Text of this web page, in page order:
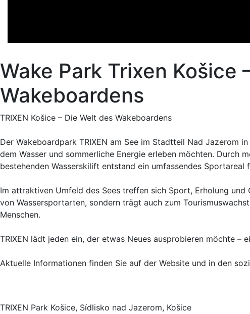
Wake Park Trixen Košice
Wakeboardens
TRIXEN Košice – Die Welt des Wakeboardens
Der Wakeboardpark TRIXEN am See im Stadtteil Nad Jazerom
dem Wasser und sommerliche Energie erleben möchten. Durch
bestehenden Wasserskilift entstand ein umfassendes
Im attraktiven Umfeld des Sees treffen sich Sport, Erholung
von Wassersportarten, sondern trägt auch zum
Menschen.
TRIXEN lädt jeden ein, der etwas Neues ausprobieren möchte –
Aktuelle Informationen finden Sie auf der Website und in den
TRIXEN Park Košice, Sídlisko nad Jazerom, Košice